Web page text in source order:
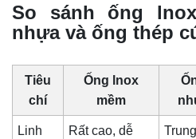
So sánh ống
nhựa và ống thép
Tiêu
chí
Ống lnox
mềm
Linh
Rất cao, dễ
Trung